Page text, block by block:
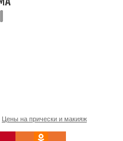
Цены на прически и макияж